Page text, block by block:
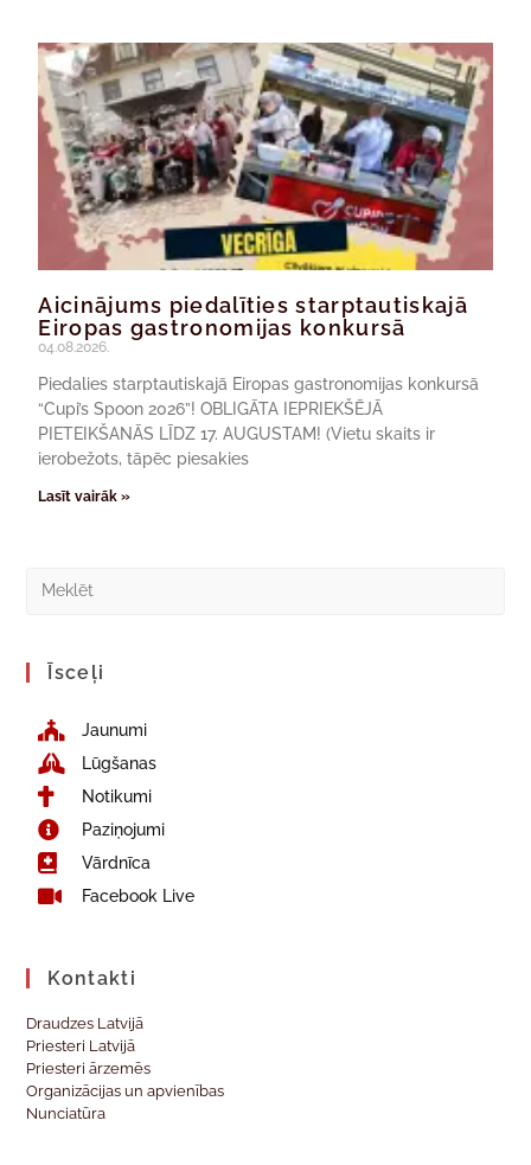
Aicinājums piedalīties starptautiskajā
Eiropas gastronomijas konkursā
04.08.2026.
Piedalies starptautiskajā Eiropas gastronomijas konkursā
“Cupi’s Spoon 2026”! OBLIGĀTA IEPRIEKŠĒJĀ
PIETEIKŠANĀS LĪDZ 17. AUGUSTAM! (Vietu skaits ir
ierobežots, tāpēc piesakies
Lasīt vairāk »
Īsceļi
Jaunumi
Lūgšanas
Notikumi
Paziņojumi
Vārdnīca
Facebook Live
Kontakti
Draudzes Latvijā
Priesteri Latvijā
Priesteri ārzemēs
Organizācijas un apvienības
Nunciatūra